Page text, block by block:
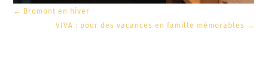
←
Bromont en hiver
VIVA : pour des vacances en famille mémorables →